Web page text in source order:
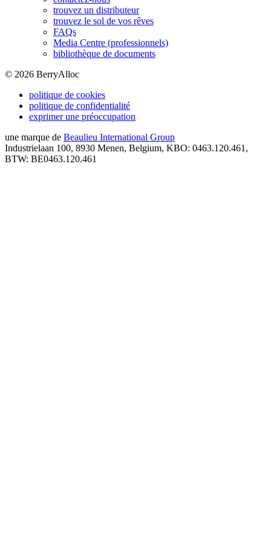
trouvez un distributeur
trouvez le sol de vos rêves
FAQs
Media Centre (professionnels)
bibliothèque de documents
© 2026 BerryAlloc
politique de cookies
politique de confidentialité
exprimer une préoccupation
une marque de Beaulieu International Group
Industrielaan 100, 8930 Menen, Belgium, KBO: 0463.120.461,
BTW: BE0463.120.461